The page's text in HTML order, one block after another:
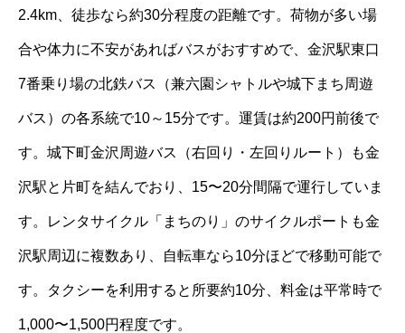
2.4km、徒歩なら約30分程度の距離です。荷物が多い場
合や体力に不安があればバスがおすすめで、金沢駅東口
7番乗り場の北鉄バス（兼六園シャトルや城下まち周遊
バス）の各系統で10～15分です。運賃は約200円前後で
す。城下町金沢周遊バス（右回り・左回りルート）も金
沢駅と片町を結んでおり、15〜20分間隔で運行していま
す。レンタサイクル「まちのり」のサイクルポートも金
沢駅周辺に複数あり、自転車なら10分ほどで移動可能で
す。タクシーを利用すると所要約10分、料金は平常時で
1,000〜1,500円程度です。